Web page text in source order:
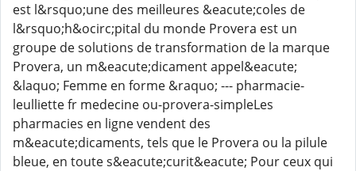
est l&rsquo;une des meilleures &eacute;coles de
l&rsquo;h&ocirc;pital du monde Provera est un
groupe de solutions de transformation de la marque
Provera, un m&eacute;dicament appel&eacute;
&laquo; Femme en forme &raquo; --- pharmacie-
leulliette fr medecine ou-provera-simpleLes
pharmacies en ligne vendent des
m&eacute;dicaments, tels que le Provera ou la pilule
bleue, en toute s&eacute;curit&eacute; Pour ceux qui